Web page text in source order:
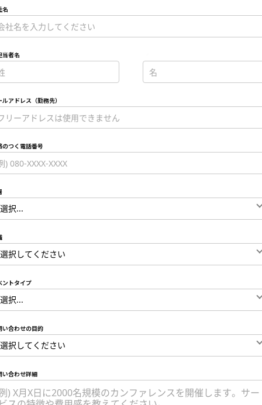
名
当者名
ルアドレス（勤務先）
のつく電話番号
ントタイプ
い合わせの目的
い合わせ詳細